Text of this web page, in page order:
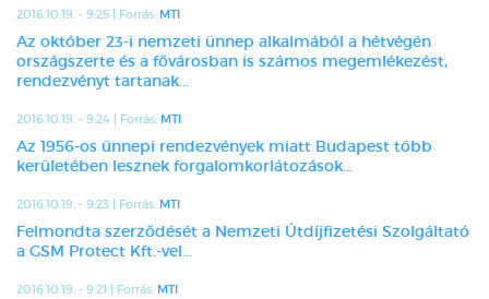
2016.10.19. - 9:25 | Forrás: MTI
Az október 23-i nemzeti ünnep alkalmából a hétvégén
országszerte és a fővárosban is számos megemlékezést,
rendezvényt tartanak...
2016.10.19. - 9:24 | Forrás: MTI
Az 1956-os ünnepi rendezvények miatt Budapest több
kerületében lesznek forgalomkorlátozások...
2016.10.19. - 9:23 | Forrás: MTI
Felmondta szerződését a Nemzeti Útdíjfizetési Szolgáltató
a GSM Protect Kft.-vel...
2016.10.19. - 9:21 | Forrás: MTI